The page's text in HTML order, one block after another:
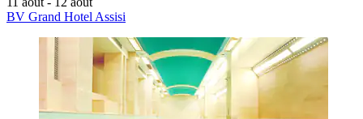
BV Grand Hotel Assisi